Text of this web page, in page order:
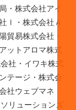
・株式会社アイ
ｌ・株式会社Ａ
貿易株式会社・
ットアロマ株式
社・イワキ株式
テージ・株式会
社ウェブマネ
リューションズ